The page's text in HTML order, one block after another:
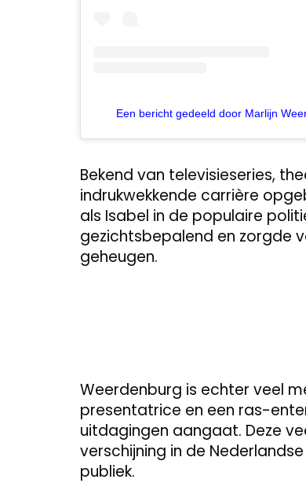
Een bericht gedeeld door Marlijn
Bekend van televisieseries,
indrukwekkende carrière
als Isabel in de populaire
gezichtsbepalend en zorgde
geheugen.
Weerdenburg is echter veel
presentatrice en een ras-
uitdagingen aangaat. Deze
verschijning in de
publiek.